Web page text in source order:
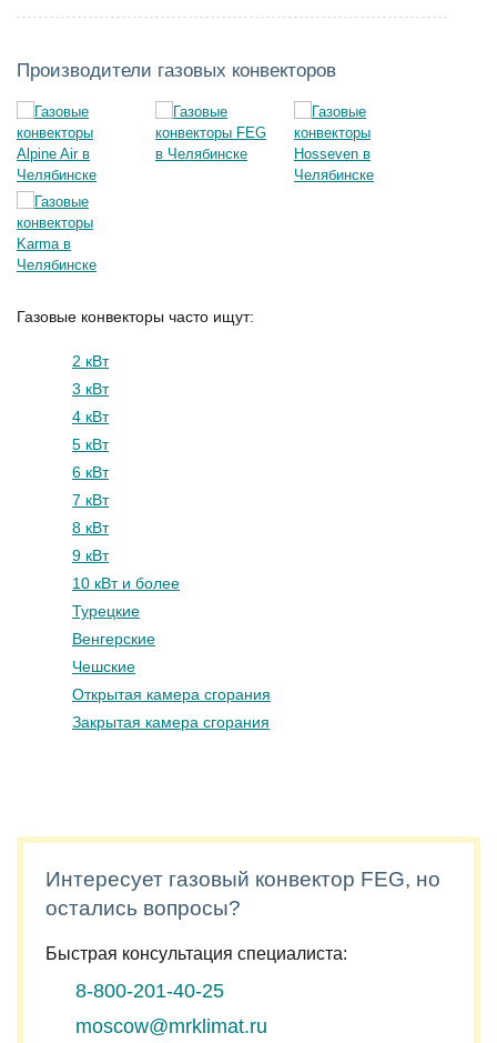
Производители газовых конвекторов
Газовые конвекторы часто ищут:
2 кВт
3 кВт
4 кВт
5 кВт
6 кВт
7 кВт
8 кВт
9 кВт
10 кВт и более
Турецкие
Венгерские
Чешские
Открытая камера сгорания
Закрытая камера сгорания
Интересует газовый конвектор FEG, но
остались вопросы?
Быстрая консультация специалиста:
8-800-201-40-25
moscow@mrklimat.ru